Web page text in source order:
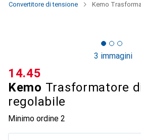
Convertitore di tensione Kemo
3 immagini
Kemo Trasformatore
regolabile
Minimo ordine 2
CHF
14.45